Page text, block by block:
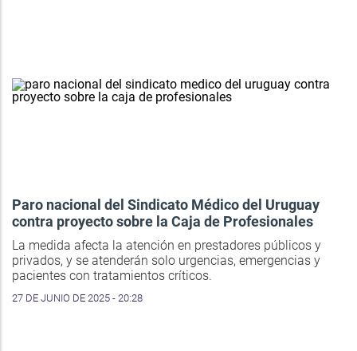
Paro nacional del Sindicato Médico del Uruguay
contra proyecto sobre la Caja de Profesionales
La medida afecta la atención en prestadores públicos y
privados, y se atenderán solo urgencias, emergencias y
pacientes con tratamientos críticos.
27 DE JUNIO DE 2025 - 20:28